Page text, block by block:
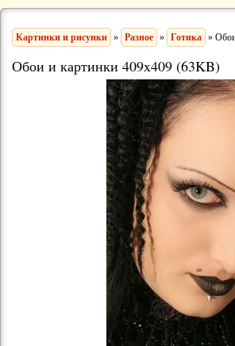
Картинки и рисунки » Разное » Готика »
Обои и картинки 409x409 (63KB)